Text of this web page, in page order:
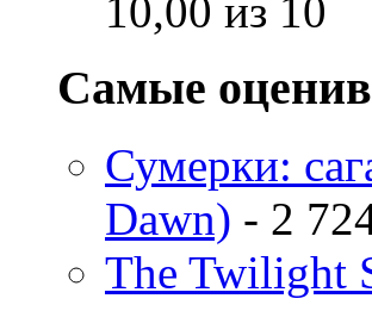
Самые
Сумерки:
Dawn) - 2
The Twilight